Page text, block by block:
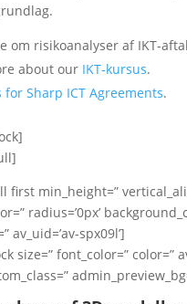
om risikoanalyser af IKT-
about our IKT-kursus.
for Sharp ICT Agreements.
first min_height=”
radius=’0px’
av_uid=’av-spx09l’]
size=” font_color=”